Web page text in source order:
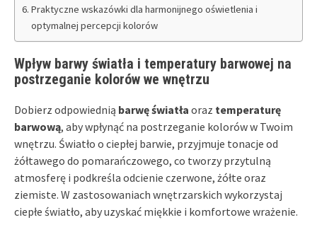
Praktyczne wskazówki dla harmonijnego oświetlenia i
optymalnej percepcji kolorów
Wpływ barwy światła i temperatury barwowej na
postrzeganie kolorów we wnętrzu
Dobierz odpowiednią barwę światła oraz temperaturę
barwową, aby wpłynąć na postrzeganie kolorów w Twoim
wnętrzu. Światło o ciepłej barwie, przyjmuje tonacje od
żółtawego do pomarańczowego, co tworzy przytulną
atmosferę i podkreśla odcienie czerwone, żółte oraz
ziemiste. W zastosowaniach wnętrzarskich wykorzystaj
ciepłe światło, aby uzyskać miękkie i komfortowe wrażenie.